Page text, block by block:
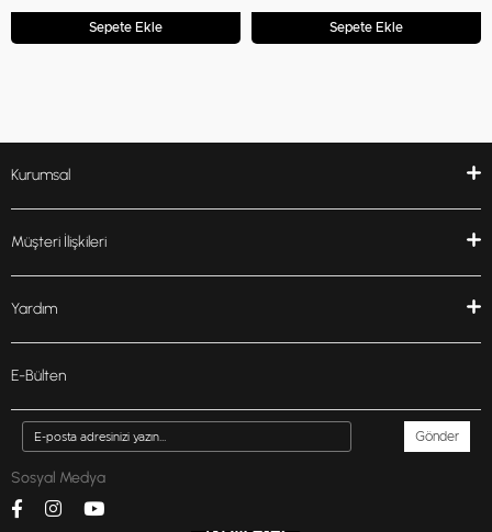
Sepete Ekle Sepete Ekle
Kurumsal
Müşteri İlişkileri
Yardım
E-Bülten
Gönder
Sosyal Medya